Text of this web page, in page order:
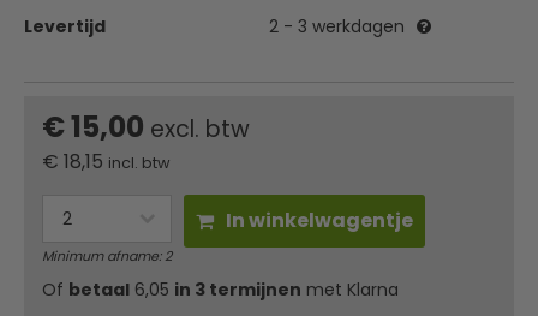
Levertijd
2 - 3 werkdagen
€ 15,00 excl. btw
€ 18,15 incl. btw
Minimum afname: 2
In winkelwagentje
Of betaal 6,05 in 3 termijnen met Klarna